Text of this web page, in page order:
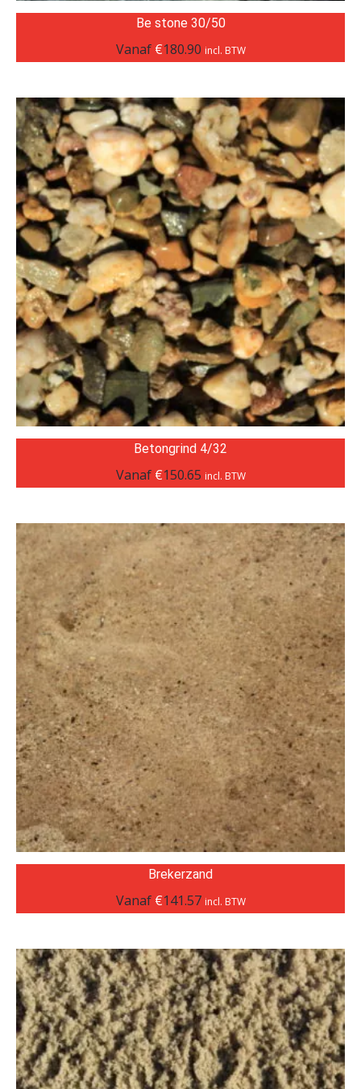
Be stone 30/50
Vanaf €180.90 incl. BTW
Betongrind 4/32
Vanaf €150.65 incl. BTW
Brekerzand
Vanaf €141.57 incl. BTW